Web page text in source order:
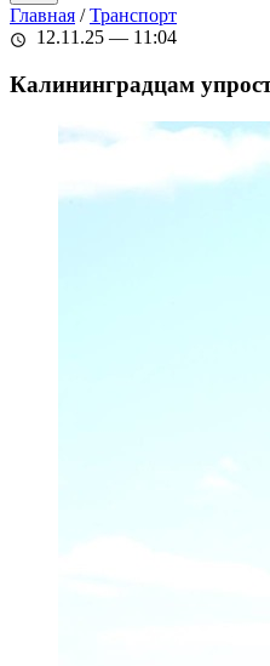
Главная /Транспорт
schedule 12.11.25 — 11:04
Калининградцам